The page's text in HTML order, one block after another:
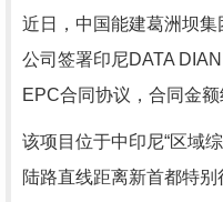
近日，中国能建葛洲坝
公司签署印尼DATA
EPC合同协议，合同金额
该项目位于中印尼“区域
陆路直线距离新首都特